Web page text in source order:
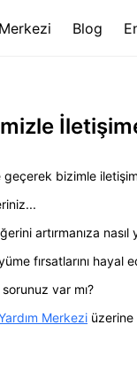
Blog
geçerek bizimle
artırmanıza nasıl
fırsatlarını hayal
var mı?
Merkezi üzerine